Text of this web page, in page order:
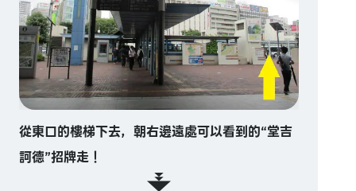
從東口的樓梯下去，朝右邊遠處可以看到的“堂吉
訶德”招牌走！